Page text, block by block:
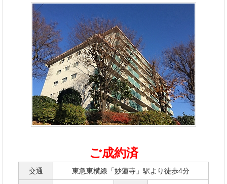
ご成約済
交通 東急東横線「妙蓮寺」駅より徒歩4分